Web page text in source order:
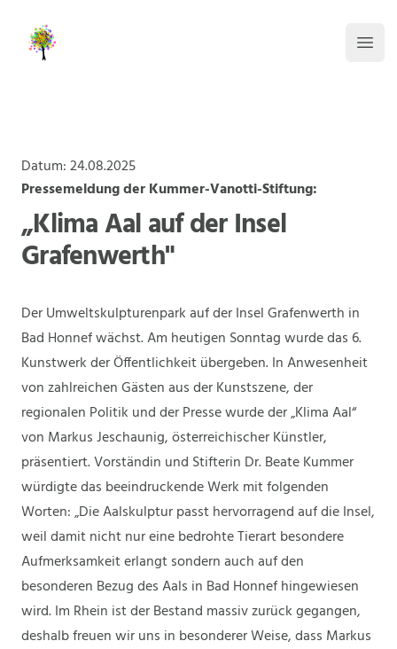
Kummer-Vanotti-Stiftung
Datum: 24.08.2025
Pressemeldung der Kummer-Vanotti-Stiftung:
„Klima Aal auf der Insel
Grafenwerth"
Der Umweltskulpturenpark auf der Insel Grafenwerth in
Bad Honnef wächst. Am heutigen Sonntag wurde das 6.
Kunstwerk der Öffentlichkeit übergeben. In Anwesenheit
von zahlreichen Gästen aus der Kunstszene, der
regionalen Politik und der Presse wurde der „Klima Aal“
von Markus Jeschaunig, österreichischer Künstler,
präsentiert. Vorständin und Stifterin Dr. Beate Kummer
würdigte das beeindruckende Werk mit folgenden
Worten: „Die Aalskulptur passt hervorragend auf die Insel,
weil damit nicht nur eine bedrohte Tierart besondere
Aufmerksamkeit erlangt sondern auch auf den
besonderen Bezug des Aals in Bad Honnef hingewiesen
wird. Im Rhein ist der Bestand massiv zurück gegangen,
deshalb freuen wir uns in besonderer Weise, dass Markus